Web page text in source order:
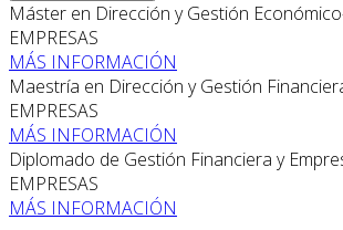
Máster en Dirección y Gestión
EMPRESAS
MÁS INFORMACIÓN
Maestría en Dirección y Gestión
EMPRESAS
MÁS INFORMACIÓN
Diplomado de Gestión Financiera y
EMPRESAS
MÁS INFORMACIÓN